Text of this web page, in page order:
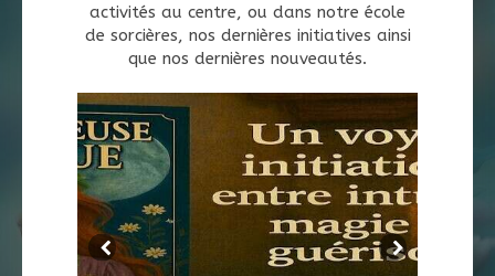
activités au centre, ou dans notre école
de sorcières, nos dernières initiatives ainsi
que nos dernières nouveautés.